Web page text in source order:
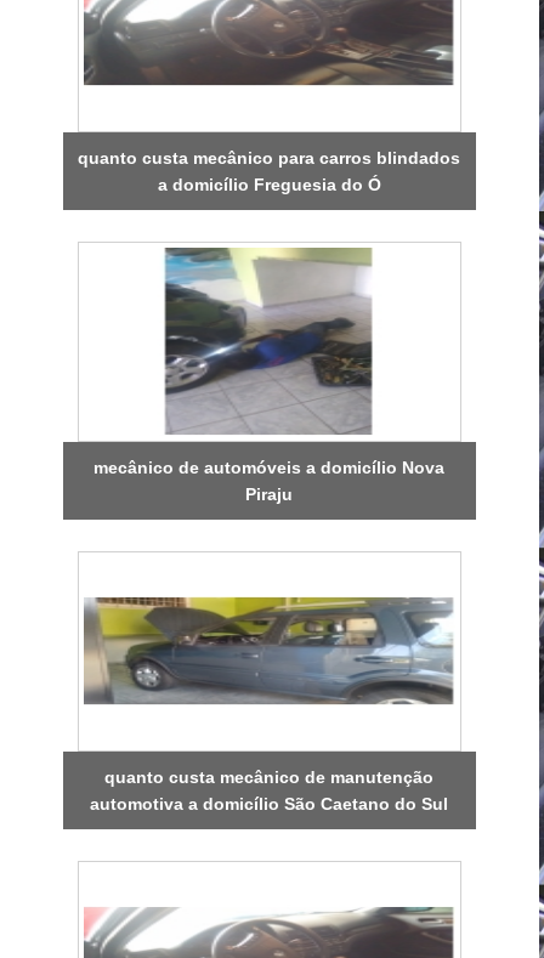
quanto custa mecânico para carros blindados
a domicílio Freguesia do Ó
mecânico de automóveis a domicílio Nova
Piraju
quanto custa mecânico de manutenção
automotiva a domicílio São Caetano do Sul